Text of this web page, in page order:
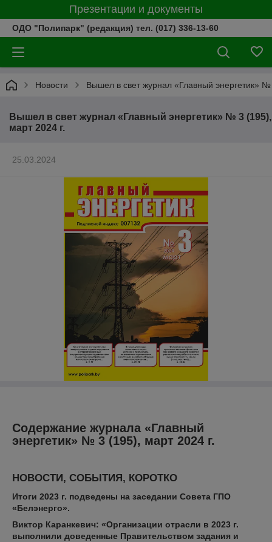
Презентации и документы
ОДО "Полипарк" (редакция) тел. (017) 336-13-60
Новости Вышел в свет журнал «Главный энергетик»
Вышел в свет журнал «Главный энергетик» № 3 (195),
март 2024 г.
25.03.2024
Содержание журнала «Главный
энергетик» № 3 (195), март 2024 г.
НОВОСТИ, СОБЫТИЯ, КОРОТКО
Итоги 2023 г. подведены на заседании Совета ГПО
«Белэнерго».
Виктор Каранкевич: «Организации отрасли в 2023 г.
выполнили доведенные Правительством задания и